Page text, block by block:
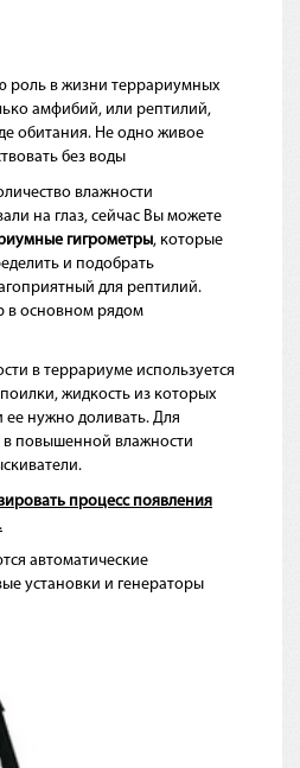
роль в жизни террариумных
амфибий, или рептилий,
обитания. Не одно живое
без воды
влажности
на глаз, сейчас Вы можете
гигрометры, которые
и подобрать
для рептилий.
в основном рядом
в террариуме используется
жидкость из которых
ее нужно доливать. Для
повышенной влажности
процесс появления
.
автоматические
установки и генераторы